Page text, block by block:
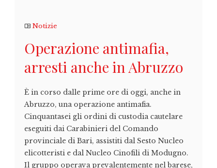
Notizie
Operazione antimafia,
arresti anche in Abruzzo
È in corso dalle prime ore di oggi, anche in
Abruzzo, una operazione antimafia.
Cinquantasei gli ordini di custodia cautelare
eseguiti dai Carabinieri del Comando
provinciale di Bari, assistiti dal Sesto Nucleo
elicotteristi e dal Nucleo Cinofili di Modugno.
Il gruppo operava prevalentemente nel barese,